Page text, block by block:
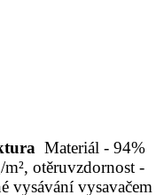
Materiál - 94%
otěruvzdornost -
vysávání vysavačem